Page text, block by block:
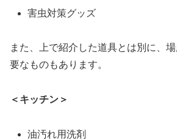
害虫対策グッズ
また、上で紹介した道具とは別に、
要なものもあります。
＜キッチン＞
油汚れ用洗剤